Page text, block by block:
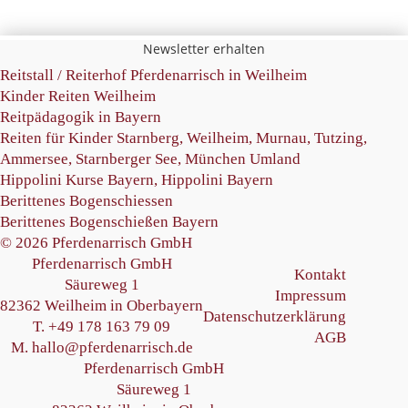
Newsletter erhalten
Reitstall / Reiterhof Pferdenarrisch in Weilheim
Kinder Reiten Weilheim
Reitpädagogik in Bayern
Reiten für Kinder Starnberg, Weilheim, Murnau, Tutzing,
Ammersee, Starnberger See, München Umland
Hippolini Kurse Bayern, Hippolini Bayern
Berittenes Bogenschiessen
Berittenes Bogenschießen Bayern
© 2026 Pferdenarrisch GmbH
Pferdenarrisch GmbH
Säureweg 1
82362 Weilheim in Oberbayern
T. +49 178 163 79 09
M. hallo@pferdenarrisch.de
Kontakt
Impressum
Datenschutzerklärung
AGB
Pferdenarrisch GmbH
Säureweg 1